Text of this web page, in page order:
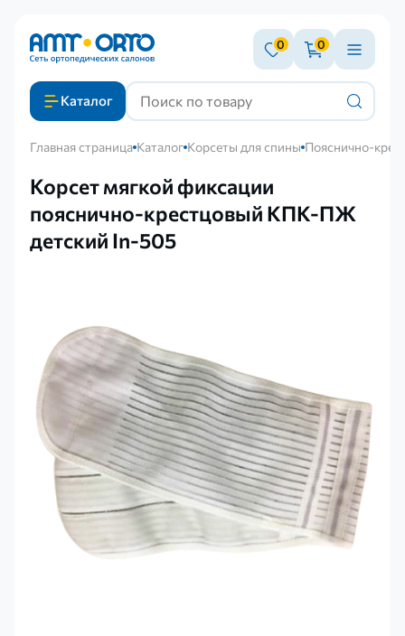
0 0
Каталог
Главная страница Каталог Корсеты для спины Пояснично-
Корсет мягкой фиксации
пояснично-крестцовый КПК-ПЖ
детский In-505